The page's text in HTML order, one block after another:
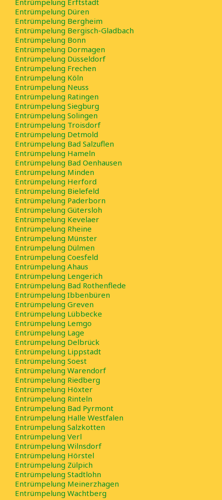
Entrümpelung Erftstadt
Entrümpelung Düren
Entrümpelung Bergheim
Entrümpelung Bergisch-Gladbach
Entrümpelung Bonn
Entrümpelung Dormagen
Entrümpelung Düsseldorf
Entrümpelung Frechen
Entrümpelung Köln
Entrümpelung Neuss
Entrümpelung Ratingen
Entrümpelung Siegburg
Entrümpelung Solingen
Entrümpelung Troisdorf
Entrümpelung Detmold
Entrümpelung Bad Salzuflen
Entrümpelung Hameln
Entrümpelung Bad Oenhausen
Entrümpelung Minden
Entrümpelung Herford
Entrümpelung Bielefeld
Entrümpelung Paderborn
Entrümpelung Gütersloh
Entrümpelung Kevelaer
Entrümpelung Rheine
Entrümpelung Münster
Entrümpelung Dülmen
Entrümpelung Coesfeld
Entrümpelung Ahaus
Entrümpelung Lengerich
Entrümpelung Bad Rothenflede
Entrümpelung Ibbenbüren
Entrümpelung Greven
Entrümpelung Lübbecke
Entrümpelung Lemgo
Entrümpelung Lage
Entrümpelung Delbrück
Entrümpelung Lippstadt
Entrümpelung Soest
Entrümpelung Warendorf
Entrümpelung Riedberg
Entrümpelung Höxter
Entrümpelung Rinteln
Entrümpelung Bad Pyrmont
Entrümpelung Halle Westfalen
Entrümpelung Salzkotten
Entrümpelung Verl
Entrümpelung Wilnsdorf
Entrümpelung Hörstel
Entrümpelung Zülpich
Entrümpelung Stadtlohn
Entrümpelung Meinerzhagen
Entrümpelung Wachtberg